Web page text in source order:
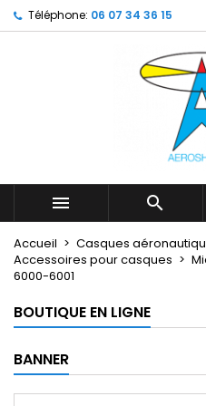
Téléphone: 06 07 34 36 15
 
Accueil
Casques
Accessoires pour casques
6000-6001
BOUTIQUE EN LIGNE
BANNER
My wishlists
Create new list
Créer une liste
Nom de la liste d'envies
Connexion
Vous devez être